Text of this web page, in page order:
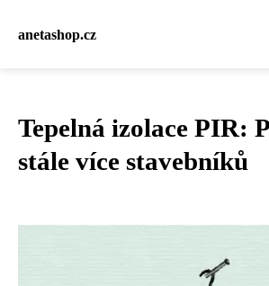
anetashop.cz
Tepelná izolace PIR:
stále více stavebníků